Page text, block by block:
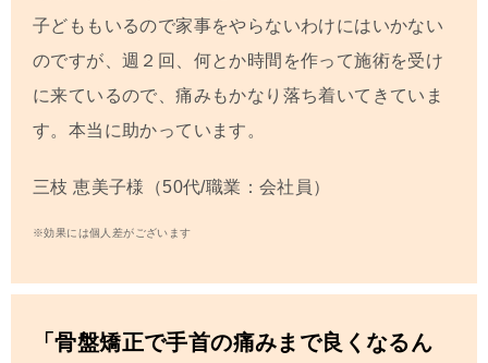
子どももいるので家事をやらないわけにはいかない
のですが、週２回、何とか時間を作って施術を受け
に来ているので、痛みもかなり落ち着いてきていま
す。本当に助かっています。
三枝 恵美子様（50代/職業：会社員）
※効果には個人差がございます
「骨盤矯正で手首の痛みまで良くなるん